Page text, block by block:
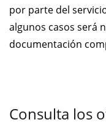
por parte del
algunos casos será
documentación
Consulta los